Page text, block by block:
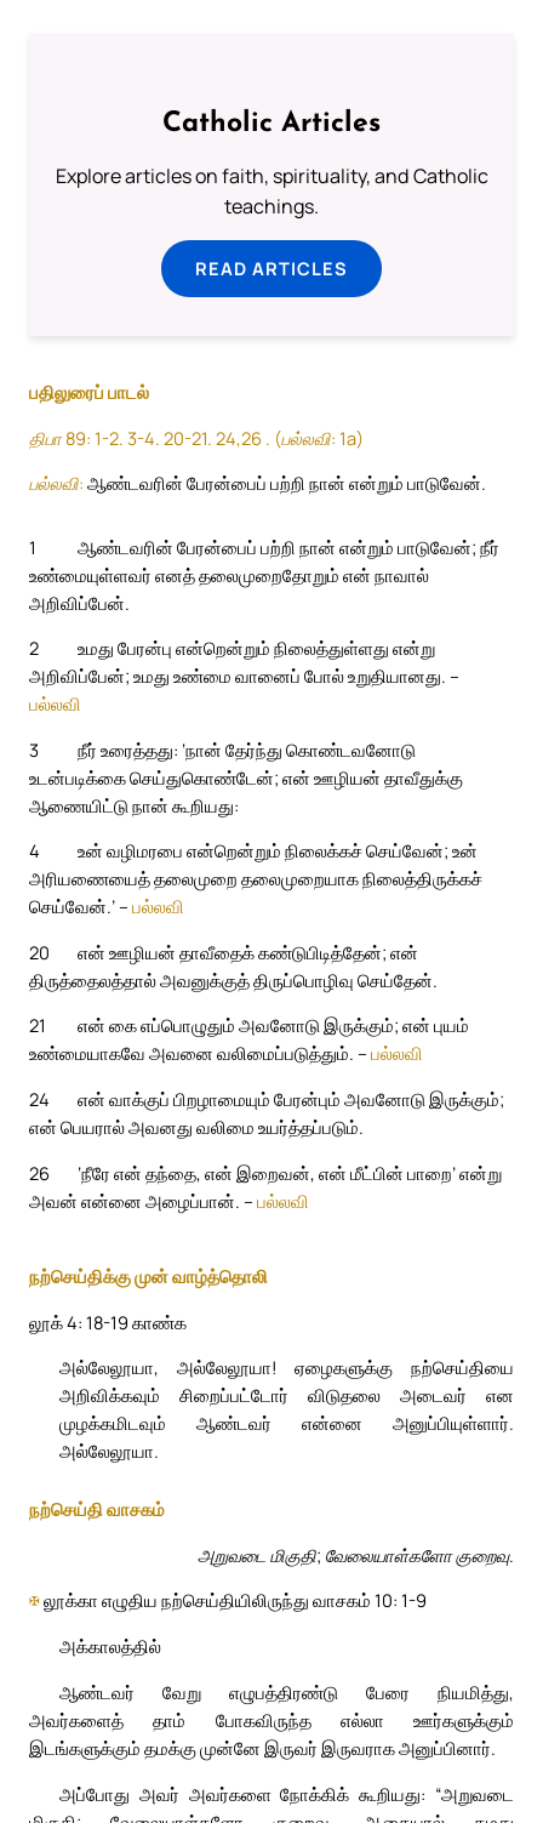
Catholic Articles
Explore articles on faith, spirituality, and Catholic
teachings.
READ ARTICLES
பதிலுரைப் பாடல்
திபா 89: 1-2. 3-4. 20-21. 24,26 . (பல்லவி: 1a)
பல்லவி: ஆண்டவரின் பேரன்பைப் பற்றி நான் என்றும் பாடுவேன்.
1
ஆண்டவரின் பேரன்பைப் பற்றி நான் என்றும் பாடுவேன்; நீர்
உண்மையுள்ளவர் எனத் தலைமுறைதோறும் என் நாவால்
அறிவிப்பேன்.
2
உமது பேரன்பு என்றென்றும் நிலைத்துள்ளது என்று
அறிவிப்பேன்; உமது உண்மை வானைப் போல் உறுதியானது. –
பல்லவி
3
நீர் உரைத்தது: ‘நான் தேர்ந்து கொண்டவனோடு
உடன்படிக்கை செய்துகொண்டேன்; என் ஊழியன் தாவீதுக்கு
ஆணையிட்டு நான் கூறியது:
4
உன் வழிமரபை என்றென்றும் நிலைக்கச் செய்வேன்; உன்
அரியணையைத் தலைமுறை தலைமுறையாக நிலைத்திருக்கச்
செய்வேன்.’ – பல்லவி
20
என் ஊழியன் தாவீதைக் கண்டுபிடித்தேன்; என்
திருத்தைலத்தால் அவனுக்குத் திருப்பொழிவு செய்தேன்.
21
என் கை எப்பொழுதும் அவனோடு இருக்கும்; என் புயம்
உண்மையாகவே அவனை வலிமைப்படுத்தும். – பல்லவி
24
என் வாக்குப் பிறழாமையும் பேரன்பும் அவனோடு இருக்கும்;
என் பெயரால் அவனது வலிமை உயர்த்தப்படும்.
26
‘நீரே என் தந்தை, என் இறைவன், என் மீட்பின் பாறை’ என்று
அவன் என்னை அழைப்பான். – பல்லவி
நற்செய்திக்கு முன் வாழ்த்தொலி
லூக் 4: 18-19 காண்க
அல்லேலூயா, அல்லேலூயா! ஏழைகளுக்கு நற்செய்தியை
அறிவிக்கவும் சிறைப்பட்டோர் விடுதலை அடைவர் என
முழக்கமிடவும் ஆண்டவர் என்னை அனுப்பியுள்ளார்.
அல்லேலூயா.
நற்செய்தி வாசகம்
அறுவடை மிகுதி; வேலையாள்களோ குறைவு.
✠லூக்கா எழுதிய நற்செய்தியிலிருந்து வாசகம் 10: 1-9
அக்காலத்தில்
ஆண்டவர் வேறு எழுபத்திரண்டு பேரை நியமித்து,
அவர்களைத் தாம் போகவிருந்த எல்லா ஊர்களுக்கும்
இடங்களுக்கும் தமக்கு முன்னே இருவர் இருவராக அனுப்பினார்.
அப்போது அவர் அவர்களை நோக்கிக் கூறியது: “அறுவடை